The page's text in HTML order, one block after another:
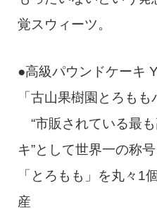
覚スウィーツ。
●高級パウンドケーキ
「古山果樹園とろも
“市販されている最
キ”として世界一の称
「とろもも」を丸々1
産